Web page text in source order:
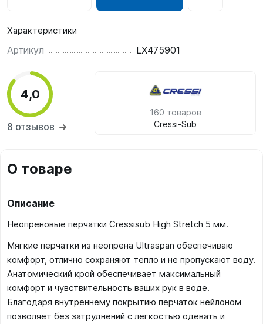
Характеристики
Артикул LX475901
4,0
8 отзывов
160 товаров
Cressi-Sub
О товаре
Описание
Неопреновые перчатки Cressisub High Stretch 5 мм.
Мягкие перчатки из неопрена Ultraspan обеспечиваю
комфорт, отлично сохраняют тепло и не пропускают воду.
Анатомический крой обеспечивает максимальный
комфорт и чувствительность ваших рук в воде.
Благодаря внутреннему покрытию перчаток нейлоном
позволяет без затруднений с легкостью одевать и